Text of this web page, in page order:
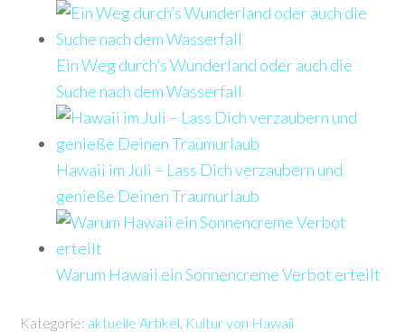
Ein Weg durch’s Wunderland oder auch die
Suche nach dem Wasserfall
Hawaii im Juli – Lass Dich verzaubern und
genieße Deinen Traumurlaub
Warum Hawaii ein Sonnencreme Verbot erteilt
Kategorie: aktuelle Artikel Kultur von Hawaii